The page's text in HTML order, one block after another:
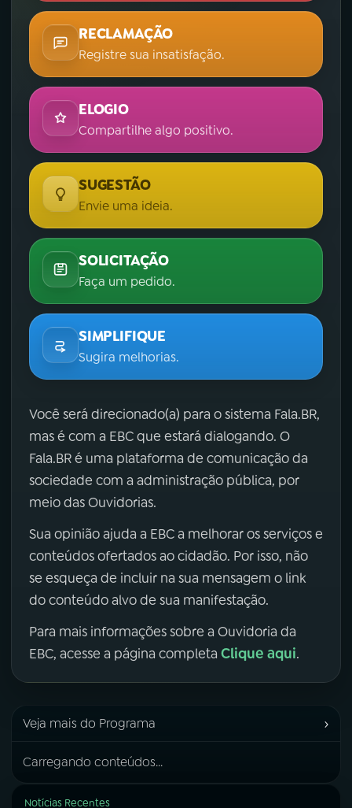
RECLAMAÇÃO
Registre sua insatisfação.
ELOGIO
Compartilhe algo positivo.
SUGESTÃO
Envie uma ideia.
SOLICITAÇÃO
Faça um pedido.
SIMPLIFIQUE
Sugira melhorias.
Você será direcionado(a) para o sistema Fala.BR,
mas é com a EBC que estará dialogando. O
Fala.BR é uma plataforma de comunicação da
sociedade com a administração pública, por
meio das Ouvidorias.
Sua opinião ajuda a EBC a melhorar os serviços e
conteúdos ofertados ao cidadão. Por isso, não
se esqueça de incluir na sua mensagem o link
do conteúdo alvo de sua manifestação.
Para mais informações sobre a Ouvidoria da
EBC, acesse a página completa Clique aqui.
Veja mais do Programa ›
Carregando conteúdos...
Notícias Recentes